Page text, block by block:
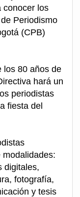
conocer los
Periodismo
(CPB)
los 80 años de
hará un
periodistas
fiesta del
digitales,
fotografía,
y tesis